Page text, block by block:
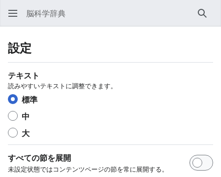
脳科学辞典 検索
設定
テキスト
読みやすいテキストに調整できます。
標準
中
大
すべての節を展開
未設定状態ではコンテンツページの節を常に展開する。